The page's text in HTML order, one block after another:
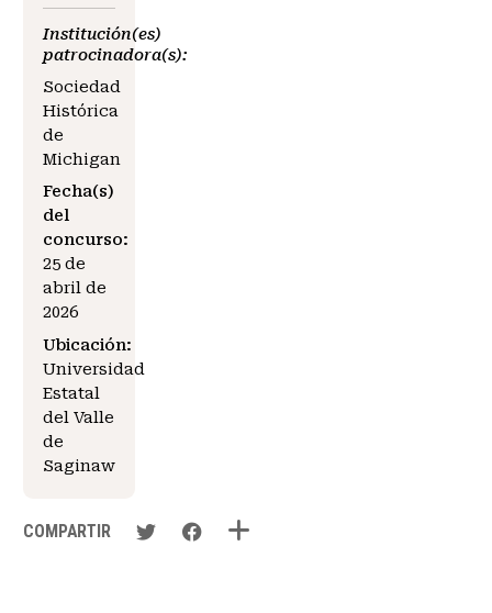
Institución(es)
patrocinadora(s):
Sociedad
Histórica
de
Michigan
Fecha(s)
del
concurso:
25 de
abril de
2026
Ubicación:
Universidad
Estatal
del Valle
de
Saginaw
COMPARTIR